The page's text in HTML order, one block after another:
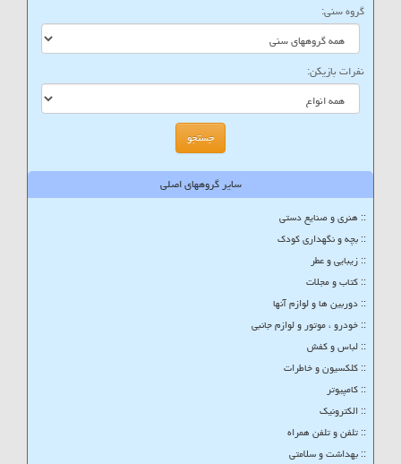
گروه سنی:
نفرات بازیکن:
سایر گروههای اصلی
:: هنری و صنایع دستی
:: بچه و نگهداری کودک
:: زیبایی و عطر
:: کتاب و مجلات
:: دوربین ها و لوازم آنها
:: خودرو ، موتور و لوازم جانبی
:: لباس و کفش
:: کلکسیون و خاطرات
:: کامپیوتر
:: الکترونیک
:: تلفن و تلفن همراه
:: بهداشت و سلامتی